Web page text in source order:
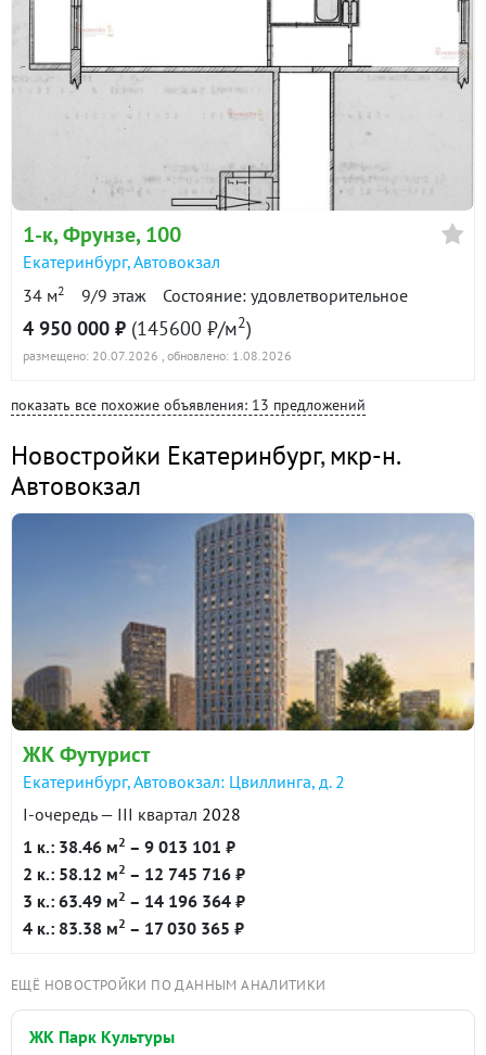
1-к, Фрунзе, 100
Екатеринбург,Автовокзал
34 м2 9/9 этаж Состояние: удовлетворительное
4 950 000 ₽ (145600 ₽/м2)
размещено: 20.07.2026 , обновлено: 1.08.2026
показать все похожие объявления: 13 предложений
Новостройки Екатеринбург,мкр-н.
Автовокзал
ЖК Футурист
Екатеринбург, Автовокзал: Цвиллинга, д. 2
I-очередь — III квартал 2028
1 к.: 38.46 м2 – 9 013 101 ₽
2 к.: 58.12 м2 – 12 745 716 ₽
3 к.: 63.49 м2 – 14 196 364 ₽
4 к.: 83.38 м2 – 17 030 365 ₽
ЕЩЁ НОВОСТРОЙКИ ПО ДАННЫМ АНАЛИТИКИ
ЖК Парк Культуры